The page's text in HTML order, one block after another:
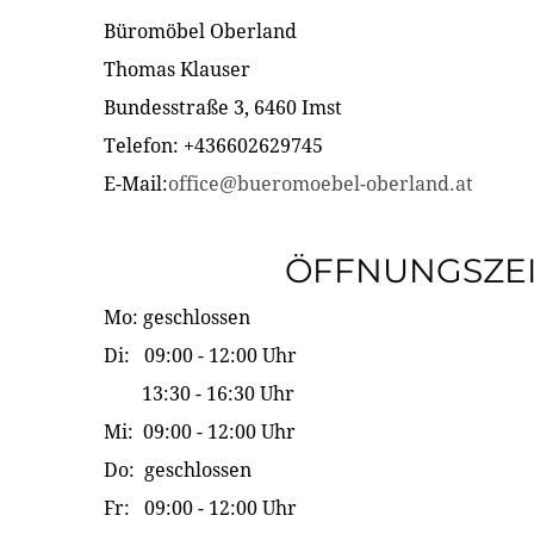
Büromöbel Oberland
Thomas Klauser
Bundesstraße 3, 6460 Imst
Telefon: +436602629745
E-Mail:office@bueromoebel-oberland.at
Mo: geschlossen
Di: 09:00 - 12:00 Uhr
13:30 - 16:30 Uhr
Mi: 09:00 - 12:00 Uhr
Do: geschlossen
Fr: 09:00 - 12:00 Uhr